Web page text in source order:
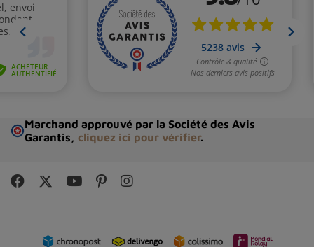
Marchand approuvé par la Société des Avis
Garantis, cliquez ici pour vérifier.